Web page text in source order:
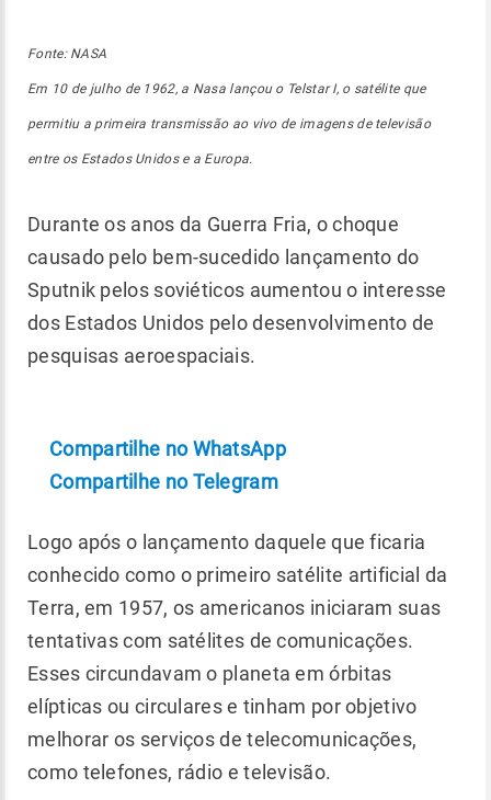
Fonte: NASA
Em 10 de julho de 1962, a Nasa lançou o Telstar I, o satélite que
permitiu a primeira transmissão ao vivo de imagens de televisão
entre os Estados Unidos e a Europa.
Durante os anos da Guerra Fria, o choque
causado pelo bem-sucedido lançamento do
Sputnik pelos soviéticos aumentou o interesse
dos Estados Unidos pelo desenvolvimento de
pesquisas aeroespaciais.
Compartilhe no WhatsApp
Compartilhe no Telegram
Logo após o lançamento daquele que ficaria
conhecido como o primeiro satélite artificial da
Terra, em 1957, os americanos iniciaram suas
tentativas com satélites de comunicações.
Esses circundavam o planeta em órbitas
elípticas ou circulares e tinham por objetivo
melhorar os serviços de telecomunicações,
como telefones, rádio e televisão.